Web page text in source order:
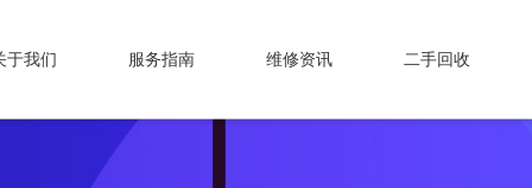
于我们 服务指南 维修资讯 二手回收